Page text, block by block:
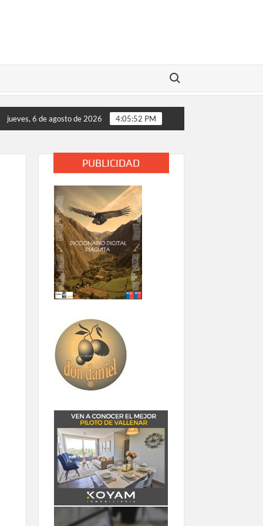
Buscar:
de almacenamiento energético y consolida su liderazgo en la
jueves, 6 de agosto de 2026 4:05:52 PM
PUBLICIDAD